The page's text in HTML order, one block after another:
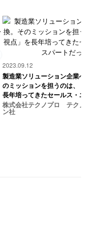
2023.09.12
製造業ソリューション企業
のミッションを担うのは、
長年培ってきたセールス・
った
株式会社テクノプロ テク
ン社